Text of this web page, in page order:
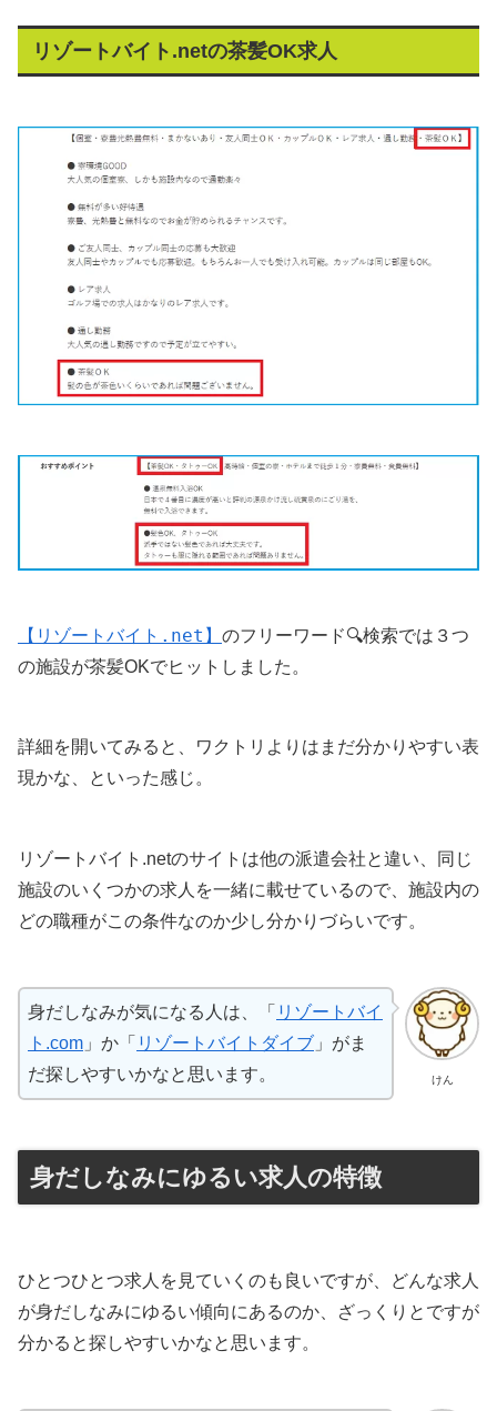
リゾートバイト.netの茶髪OK求人
【リゾートバイト.net】 のフリーワード🔍検索では３つ
の施設が茶髪OKでヒットしました。
詳細を開いてみると、ワクトリよりはまだ分かりやすい表
現かな、といった感じ。
リゾートバイト.netのサイトは他の派遣会社と違い、同じ
施設のいくつかの求人を一緒に載せているので、施設内の
どの職種がこの条件なのか少し分かりづらいです。
けん
身だしなみが気になる人は、「 リゾートバイ
ト.com 」か「 リゾートバイトダイブ 」がま
だ探しやすいかなと思います。
身だしなみにゆるい求人の特徴
ひとつひとつ求人を見ていくのも良いですが、どんな求人
が身だしなみにゆるい傾向にあるのか、ざっくりとですが
分かると探しやすいかなと思います。